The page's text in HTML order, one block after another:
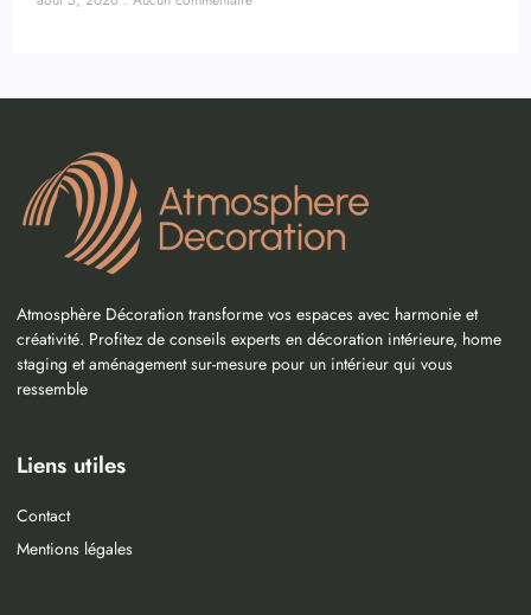
Atmosphère Décoration transforme vos espaces avec harmonie et
créativité. Profitez de conseils experts en décoration intérieure, home
staging et aménagement sur-mesure pour un intérieur qui vous
ressemble
Liens utiles
Contact
Mentions légales